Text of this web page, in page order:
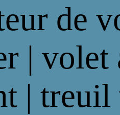
de
| volet
|